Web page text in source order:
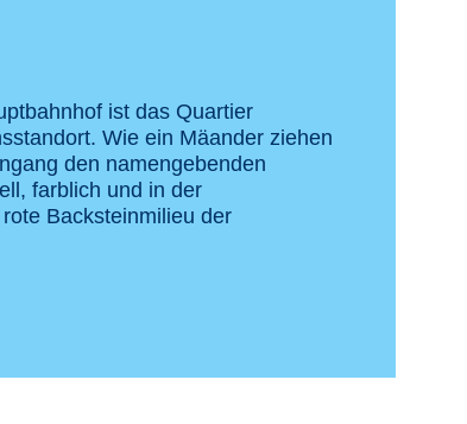
ist das Quartier
Wie ein Mäander ziehen
den namengebenden
farblich und in der
Backsteinmilieu der